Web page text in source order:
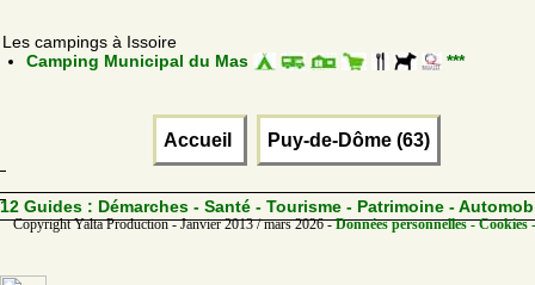
Les campings à Issoire
Camping Municipal du Mas
***
Accueil Puy-de-Dôme (63)
12 Guides : Démarches - Santé - Tourisme - Patrimoine -
Copyright Yalta Production - Janvier 2013 / mars 2026 -Données personnelles - Cookies